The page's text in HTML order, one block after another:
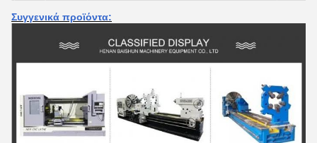
Συγγενικά προϊόντα: